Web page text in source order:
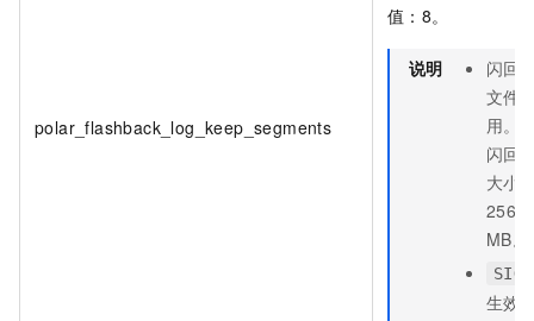
polar_flashback_log_keep_segments
值：8。
说明
闪回
文件
用。
闪回
大小
256
MB。
生效